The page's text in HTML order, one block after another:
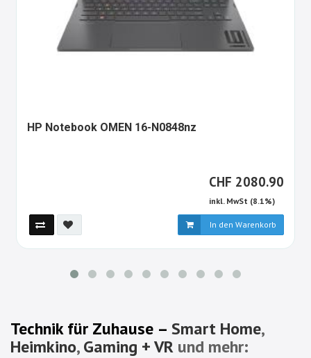
HP Notebook OMEN 16-N0848nz
CHF CHF
2080.90
inkl. MwSt (8.1%)
In den Warenkorb
Technik für Zuhause – Smart Home,
Heimkino,Gaming + VR und mehr: